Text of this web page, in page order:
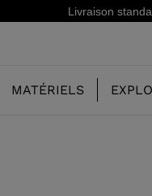
Livraison
MATÉRIELS